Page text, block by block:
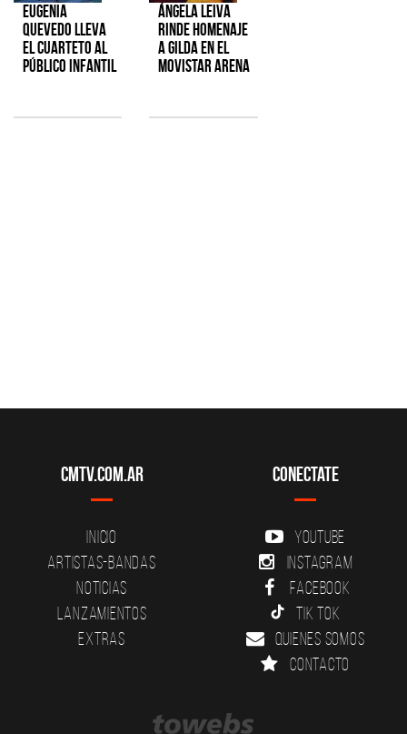
Eugenia
Quevedo lleva
el cuarteto al
público infantil
Ángela Leiva
rinde homenaje
a Gilda en el
Movistar Arena
CMTV.com.ar
Inicio
Artistas-Bandas
Noticias
Lanzamientos
Extras
Conectate
YouTube
Instagram
Facebook
Tik Tok
Quienes somos
Contacto